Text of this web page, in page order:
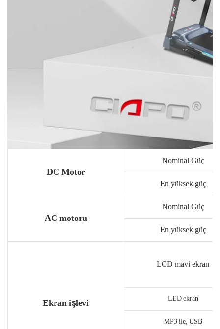
DC Motor
Nominal Güç
En yüksek güç
AC motoru
Nominal Güç
En yüksek güç
Ekran işlevi
LCD mavi ekran
LED ekran
MP3 ile, USB